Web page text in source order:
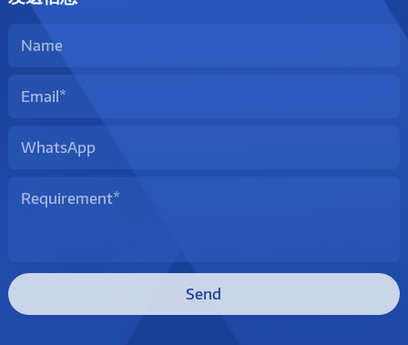
Send